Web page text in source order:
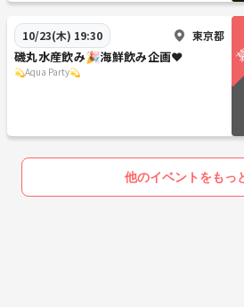
10/23(木) 19:30 東京都
磯丸水産飲み🎉海鮮飲み企画❤️
💫Aqua Party💫
他のイベントをもっ